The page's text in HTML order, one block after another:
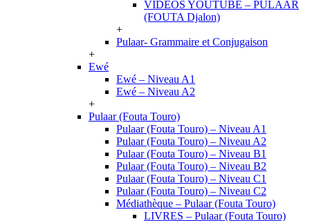
VIDÉOS YOUTUBE – PULAAR
(FOUTA Djalon)
+
Pulaar- Grammaire et Conjugaison
+
Ewé
Ewé – Niveau A1
Ewé – Niveau A2
+
Pulaar (Fouta Touro)
Pulaar (Fouta Touro) – Niveau A1
Pulaar (Fouta Touro) – Niveau A2
Pulaar (Fouta Touro) – Niveau B1
Pulaar (Fouta Touro) – Niveau B2
Pulaar (Fouta Touro) – Niveau C1
Pulaar (Fouta Touro) – Niveau C2
Médiathèque – Pulaar (Fouta Touro)
LIVRES – Pulaar (Fouta Touro)